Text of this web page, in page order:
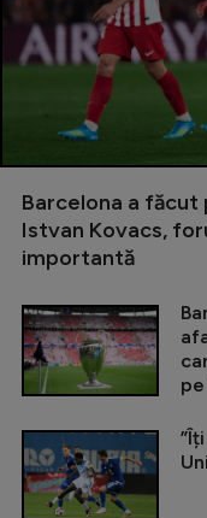
Barcelona a făcut
Istvan Kovacs,
importantă